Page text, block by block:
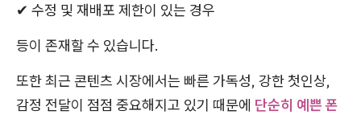
✔ 수정 및 재배포 제한이 있는 경우
등이 존재할 수 있습니다.
또한 최근 콘텐츠 시장에서는 빠른 가독성, 강한 첫인상,
감정 전달이 점점 중요해지고 있기 때문에 단순히 예쁜 폰